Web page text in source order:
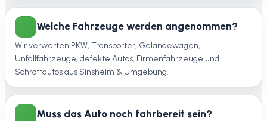
Welche Fahrzeuge werden angenommen?
Wir verwerten PKW, Transporter, Geländewagen,
Unfallfahrzeuge, defekte Autos, Firmenfahrzeuge und
Schrottautos aus Sinsheim & Umgebung.
Muss das Auto noch fahrbereit sein?